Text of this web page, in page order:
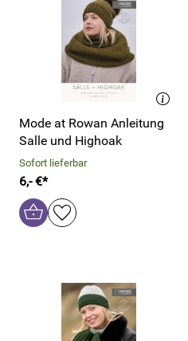
Mode at Rowan Anleitung
Salle und Highoak
Sofort lieferbar
6,- €*